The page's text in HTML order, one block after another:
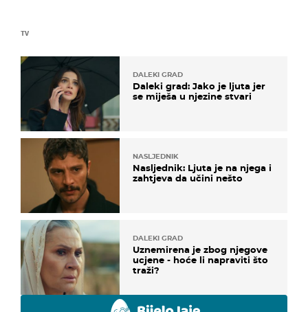
TV
DALEKI GRAD
Daleki grad: Jako je ljuta jer
se miješa u njezine stvari
NASLJEDNIK
Nasljednik: Ljuta je na njega i
zahtjeva da učini nešto
DALEKI GRAD
Uznemirena je zbog njegove
ucjene - hoće li napraviti što
traži?